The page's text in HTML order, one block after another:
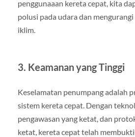
penggunaaan kereta cepat, kita
polusi pada udara dan
iklim.
3. Keamanan yang Tinggi
Keselamatan penumpang adalah
sistem kereta cepat. Dengan
pengawasan yang ketat, dan
ketat, kereta cepat telah